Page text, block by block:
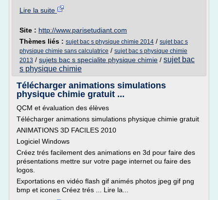
Lire la suite
Site : http://www.parisetudiant.com
Thèmes liés : sujet bac s physique chimie 2014 / sujet bac s
physique chimie sans calculatrice / sujet bac s physique chimie
2013 / sujets bac s specialite physique chimie / sujet bac
s physique chimie
Télécharger animations simulations
physique chimie gratuit ...
QCM et évaluation des élèves
Télécharger animations simulations physique chimie gratuit
ANIMATIONS 3D FACILES 2010
Logiciel Windows
Créez trés facilement des animations en 3d pour faire des
présentations mettre sur votre page internet ou faire des
logos.
Exportations en vidéo flash gif animés photos jpeg gif png
bmp et icones Créez trés ... Lire la...